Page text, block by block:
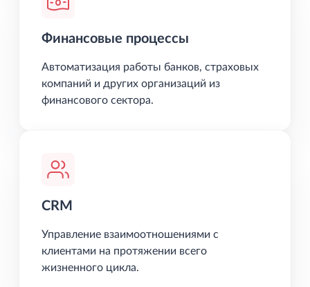
Финансовые процессы
Автоматизация работы банков, страховых
компаний и других организаций из
финансового сектора.
CRM
Управление взаимоотношениями с
клиентами на протяжении всего
жизненного цикла.